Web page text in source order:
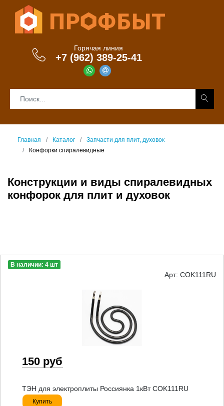
Горячая линия
+7 (962) 389-25-41
Главная Каталог
Запчасти для плит, духовок
Конфорки спиралевидные
Конструкции и виды спиралевидных
конфорок для плит и духовок
В наличии: 4 шт
Арт: COK111RU
150 руб
ТЭН для электроплиты Россиянка 1кВт COK111RU
Купить